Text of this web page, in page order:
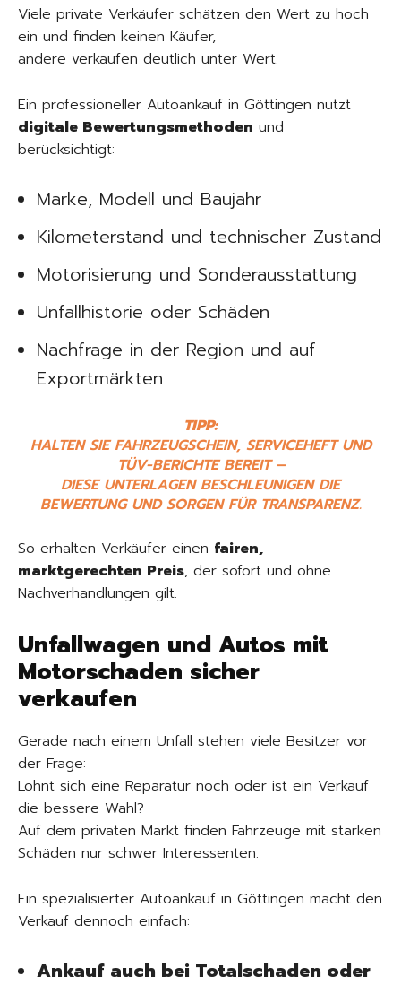
Viele private Verkäufer schätzen den Wert zu hoch
ein und finden keinen Käufer,
andere verkaufen deutlich unter Wert.
Ein professioneller Autoankauf in Göttingen nutzt
digitale Bewertungsmethoden und
berücksichtigt:
Marke, Modell und Baujahr
Kilometerstand und technischer Zustand
Motorisierung und Sonderausstattung
Unfallhistorie oder Schäden
Nachfrage in der Region und auf
Exportmärkten
TIPP:
HALTEN SIE FAHRZEUGSCHEIN, SERVICEHEFT UND
TÜV-BERICHTE BEREIT –
DIESE UNTERLAGEN BESCHLEUNIGEN DIE
BEWERTUNG UND SORGEN FÜR TRANSPARENZ.
So erhalten Verkäufer einen fairen,
marktgerechten Preis, der sofort und ohne
Nachverhandlungen gilt.
Unfallwagen und Autos mit
Motorschaden sicher
verkaufen
Gerade nach einem Unfall stehen viele Besitzer vor
der Frage:
Lohnt sich eine Reparatur noch oder ist ein Verkauf
die bessere Wahl?
Auf dem privaten Markt finden Fahrzeuge mit starken
Schäden nur schwer Interessenten.
Ein spezialisierter Autoankauf in Göttingen macht den
Verkauf dennoch einfach:
Ankauf auch bei Totalschaden oder